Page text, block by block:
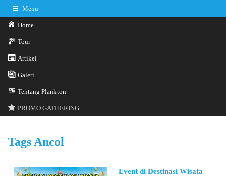
Menu
Home
Tour
Artikel
Galeri
Tentang Plankton
PROMO GATHERING
Tags Ancol
Event di Destinasi Wisata